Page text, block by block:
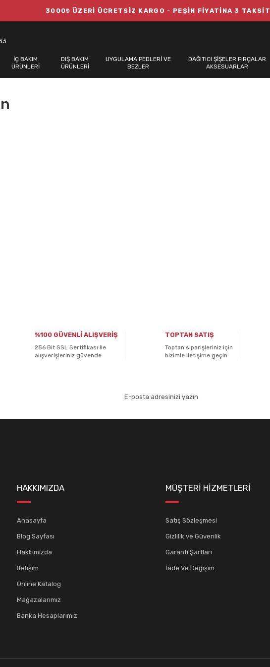
3000₺ ÜZERİ ÜCRETSİZ KARGO - PEŞİN FİYATİNA 3 TAKSİT
İÇ BAKIM
ÜRÜNLERİ
DIŞ BAKIM
ÜRÜNLERİ
UYGULAMA PEDLERİ VE
BEZLER
DAĞITICI ŞİŞELER FIRÇALAR
AKSESUARLAR
%100 GÜVENLİ ALIŞVERİŞ
256 Bit SSL Sertifikası ile
alışverişleriniz güvende
TOPTAN SATIŞ
Toptan siparişleriniz için
bizimle iletişime geçin
HAKKIMIZDA
Anasayfa
Blog Sayfası
Hakkımızda
İletişim
Online Katalog
Mağazalarımız
Banka Hesaplarımız
MÜŞTERİ HİZMETLERİ
Satış Sözleşmesi
Gizlilik ve Güvenlik
Garanti Şartları
İade Ve Değişim